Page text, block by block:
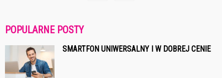
POPULARNE POSTY
SMARTFON UNIWERSALNY I W DOBREJ CENIE